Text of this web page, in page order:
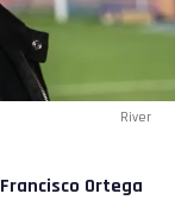
River
Francisco Ortega